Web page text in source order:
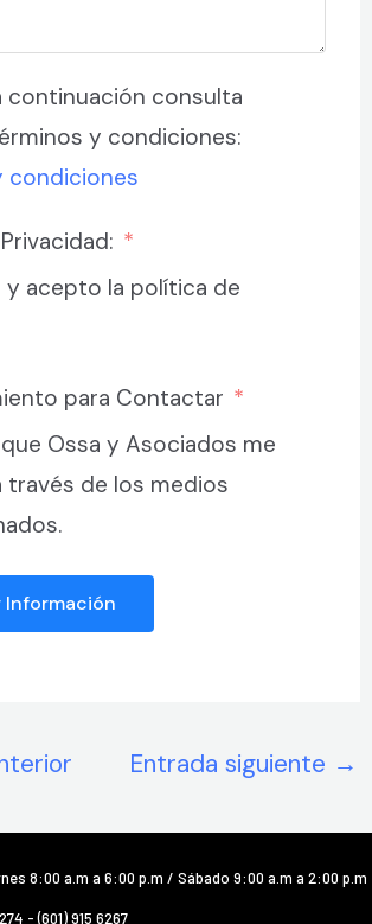
continuación consulta
y condiciones:
condiciones
y acepto la política de
para Contactar
Ossa y Asociados me
de los medios
Información
Entrada siguiente →
8:00 a.m a 6:00 p.m / Sábado 9:00 a.m a 2:00 p.m
- (601) 915 6267